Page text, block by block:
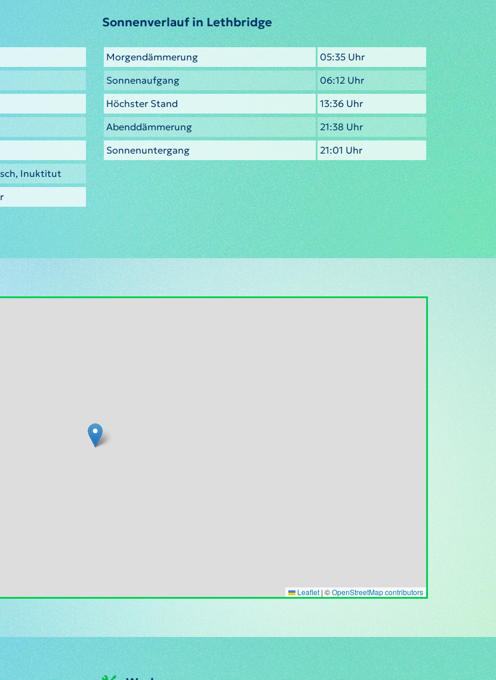
Inuktitut
Sonnenverlauf in Lethbridge
Morgendämmerung
05:35 Uhr
Sonnenaufgang
06:12 Uhr
Höchster Stand
13:36 Uhr
Abenddämmerung
21:38 Uhr
Sonnenuntergang
21:01 Uhr
Leaflet | ©OpenStreetMap contributors